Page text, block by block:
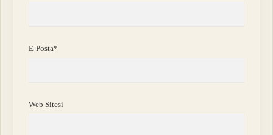
E-Posta*
Web Sitesi